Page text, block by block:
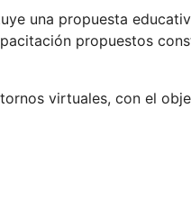
una propuesta
propuestos
virtuales, con el